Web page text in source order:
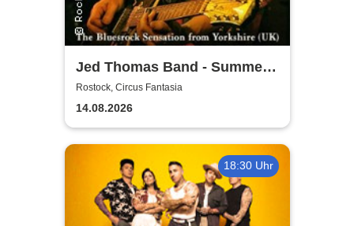
Jed Thomas Band - Summer
Tour 2026
Rostock, Circus Fantasia
14.08.2026
18:30 Uhr